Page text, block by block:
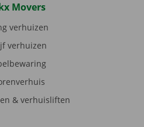
Movers
verhuizen
verhuizen
& verhuisliften